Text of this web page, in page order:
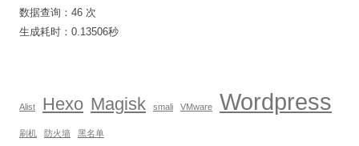
数据查询：46 次
生成耗时：0.13506秒
Alist Hexo Magisk smali VMware Wordpress
刷机 防火墙 黑名单